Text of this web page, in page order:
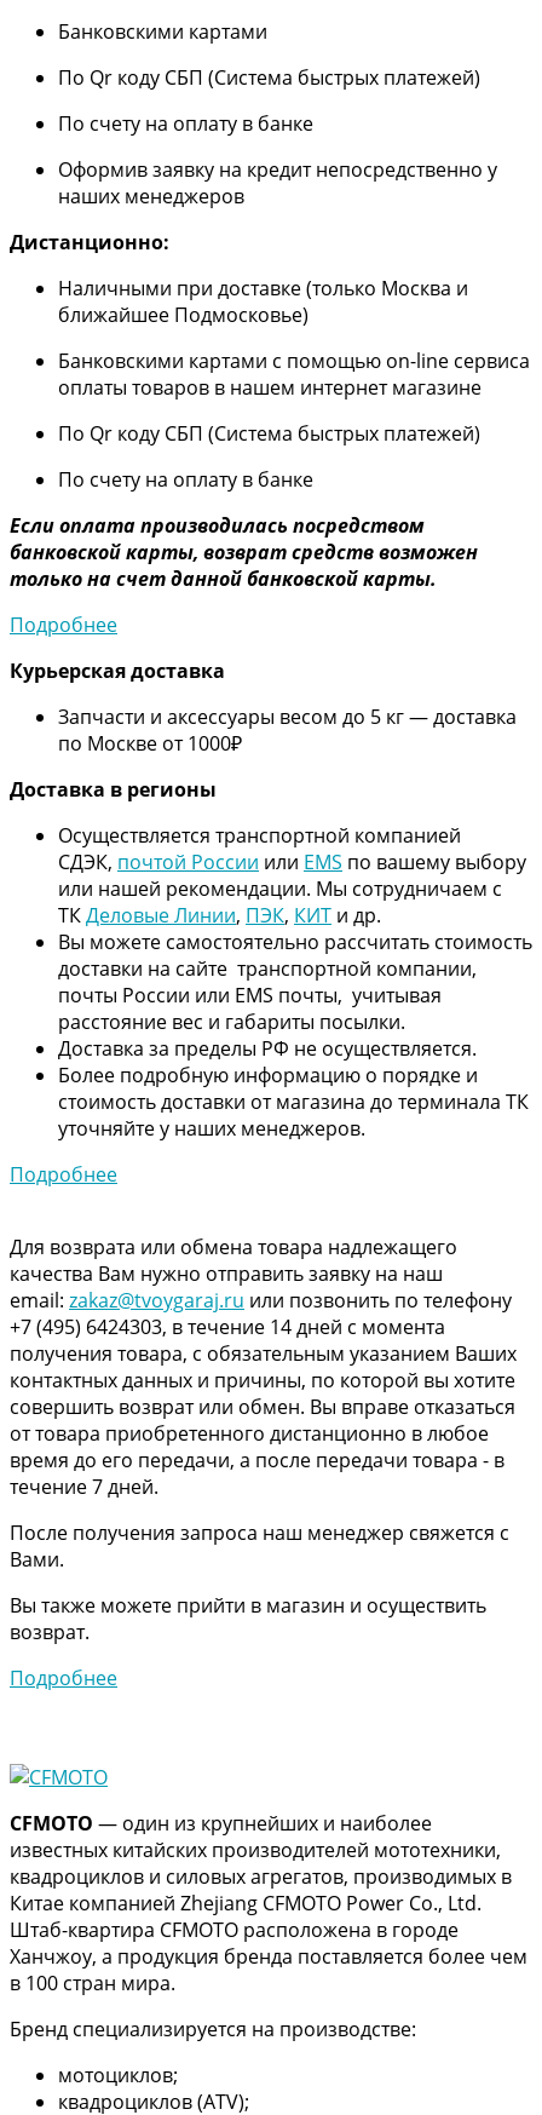
Банковскими картами
По Qr коду СБП (Система быстрых платежей)
По счету на оплату в банке
Оформив заявку на кредит непосредственно у
наших менеджеров
Дистанционно:
Наличными при доставке (только Москва и
ближайшее Подмосковье)
Банковскими картами с помощью on-line сервиса
оплаты товаров в нашем интернет магазине
По Qr коду СБП (Система быстрых платежей)
По счету на оплату в банке
Если оплата производилась посредством
банковской карты, возврат средств возможен
только на счет данной банковской карты.
Подробнее
Курьерская доставка
Запчасти и аксессуары весом до 5 кг — доставка
по Москве от 1000₽
Доставка в регионы
Осуществляется транспортной компанией
СДЭК, почтой России или EMS по вашему выбору
или нашей рекомендации. Мы сотрудничаем с
ТКДеловые Линии, ПЭК, КИТ и др.
Вы можете самостоятельно рассчитать стоимость
доставки на сайте транспортной компании,
почты России или EMS почты, учитывая
расстояние вес и габариты посылки.
Доставка за пределы РФ не осуществляется.
Более подробную информацию о порядке и
стоимость доставки от магазина до терминала ТК
уточняйте у наших менеджеров.
Подробнее
Для возврата или обмена товара надлежащего
качества Вам нужно отправить заявку на наш
email: zakaz@tvoygaraj.ru или позвонить по телефону
+7 (495) 6424303, в течение 14 дней с момента
получения товара, с обязательным указанием Ваших
контактных данных и причины, по которой вы хотите
совершить возврат или обмен. Вы вправе отказаться
от товара приобретенного дистанционно в любое
время до его передачи, а после передачи товара - в
течение 7 дней.
После получения запроса наш менеджер свяжется с
Вами.
Вы также можете прийти в магазин и осуществить
возврат.
Подробнее
CFMOTO — один из крупнейших и наиболее
известных китайских производителей мототехники,
квадроциклов и силовых агрегатов, производимых в
Китае компанией Zhejiang CFMOTO Power Co., Ltd.
Штаб-квартира CFMOTO расположена в городе
Ханчжоу, а продукция бренда поставляется более чем
в 100 стран мира.
Бренд специализируется на производстве:
мотоциклов;
квадроциклов (ATV);